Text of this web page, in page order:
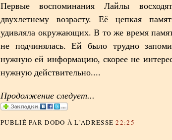
Первые воспоминания Лайлы
двухлетнему возрасту. Её цепкая
удивляла окружающих. В то же время
не подчинялась. Ей было трудно
нужную ей информацию, скорее не
нужную действительно....
Продолжение следует...
PUBLIÉ PAR DODO À L'ADRESSE22:25